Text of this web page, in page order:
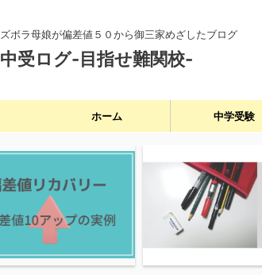
ズボラ母娘が偏差値５０から御三家めざしたブログ
中受ログ-目指せ難関校-
ホーム 中学受験